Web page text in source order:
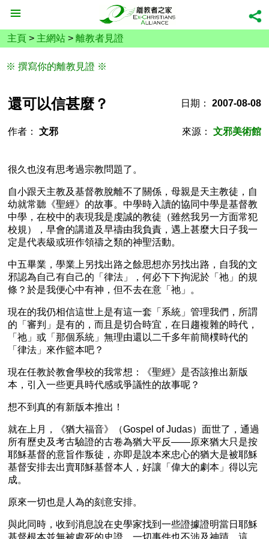
主頁 > 主網站 > 離教者見證
※ 撰寫你的離教見證 ※
還可以信甚麼？ 日期： 2007-08-08
作者： 文邪 來源： 文邪美術館
很久也沒有思考過宗教問題了。
自小跟天主教及基督教脫離不了關係，母親是天主教徒，自
幼就常聽《聖經》的故事。中學時入讀的協同中學是基督教
中學，在校中的表現我是虔誠的教徒（雖然我另一方面常犯
校規），早會的講道及早禱由我負責，遇上甚麼大日子我一
定是代表級或班作領禱之類的神聖活動。
中五畢業，學業上另找出路之餘思想亦另找出路，自我的文
邪認為自己有自己的「律法」，何必下下拘泥於「祂」的規
條？於是我便心中有神，但不去在意「祂」。
現在的我仍相信這世上是有這一套「系統」管理我們，所謂
的「審判」是有的，而且是切合時宜，在日趨複雜的時代，
「祂」或「那個系統」無理由還以二千多年前簡樸時代的
「律法」來作籃本吧？
現在任教於教會學校的我常想：《聖經》是否該推出新版
本，引入一些更具時代感或爭議性的故事呢？
想不到真的有新版本推出！
就在上月，《猶大福音》（Gospel of Judas）面世了，通過
所有歷史及考古驗證的古卷為猶大平反——原來猶大只是按
耶穌基督的意旨作叛徒，亦即是說本來忠心的猶大是被耶穌
基督安排去出賣耶穌基督本人，好讓「偉大的劇本」得以完
成。
原來一切也是人為的刻意安排。
與此同時，收到消息說在史學家找到一些證據證明當日耶穌
基督根本並無被處死的史證，一切事件也不涉及神蹟，這